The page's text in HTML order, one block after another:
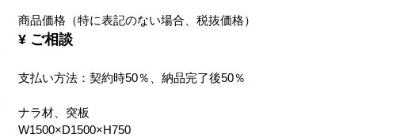
商品価格（特に表記のない場合、税抜価格）
¥ ご相談
支払い方法：契約時50％、納品完了後50％
ナラ材、突板
W1500×D1500×H750